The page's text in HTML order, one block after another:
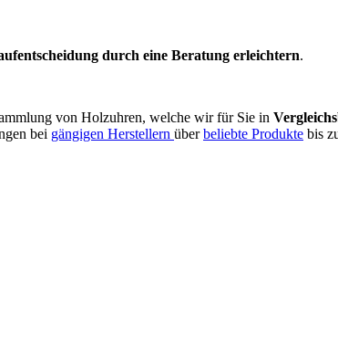
durch eine Beratung erleichtern.
von Holzuhren, welche wir für Sie in
bei gängigen Herstellern überbeliebte Produkte bis